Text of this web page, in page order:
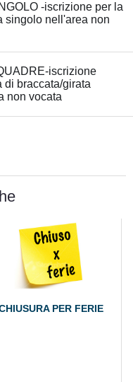
-iscrizione per la
singolo nell'area non
iscrizione
di braccata/girata
non vocata
PER FERIE